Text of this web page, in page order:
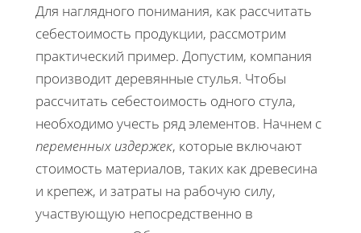
Для наглядного понимания, как рассчитать
себестоимость продукции, рассмотрим
практический пример. Допустим, компания
производит деревянные стулья. Чтобы
рассчитать себестоимость одного стула,
необходимо учесть ряд элементов. Начнем с
переменных издержек, которые включают
стоимость материалов, таких как древесина
и крепеж, и затраты на рабочую силу,
участвующую непосредственно в